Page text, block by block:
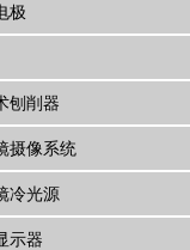
极
刨削器
摄像系统
冷光源
示器